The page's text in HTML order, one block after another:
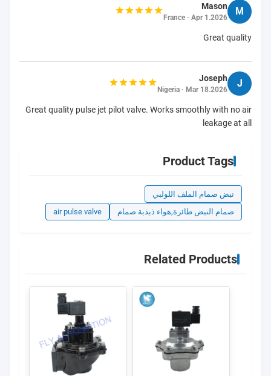
M
Mason
France · Apr 1.2026
Great quality
J
Joseph
Nigeria · Mar 18.2026
Great quality pulse jet pilot valve. Works smoothly with no air
leakage at all
Product Tags
نبض صمام الملف اللولبي
صمام النبض طائرة,هواء ذبذبة صمام
air pulse valve
Related Products